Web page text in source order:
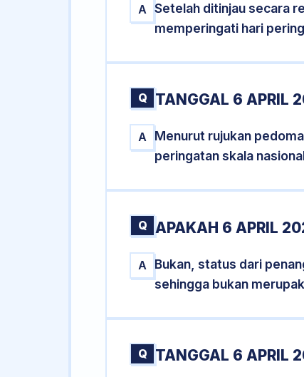
A
Setelah ditinjau secara
memperingati hari
Q TANGGAL 6 APRIL
A
Menurut rujukan
peringatan skala
Q APAKAH 6 APRIL
A
Bukan, status dari
sehingga bukan
Q TANGGAL 6 APRIL